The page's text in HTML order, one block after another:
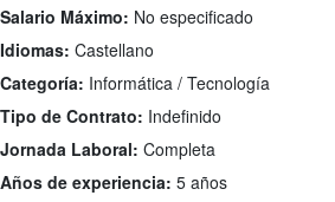
Salario Máximo: No especificado
Idiomas: Castellano
Categoría: Informática / Tecnología
Tipo de Contrato: Indefinido
Jornada Laboral: Completa
Años de experiencia: 5 años